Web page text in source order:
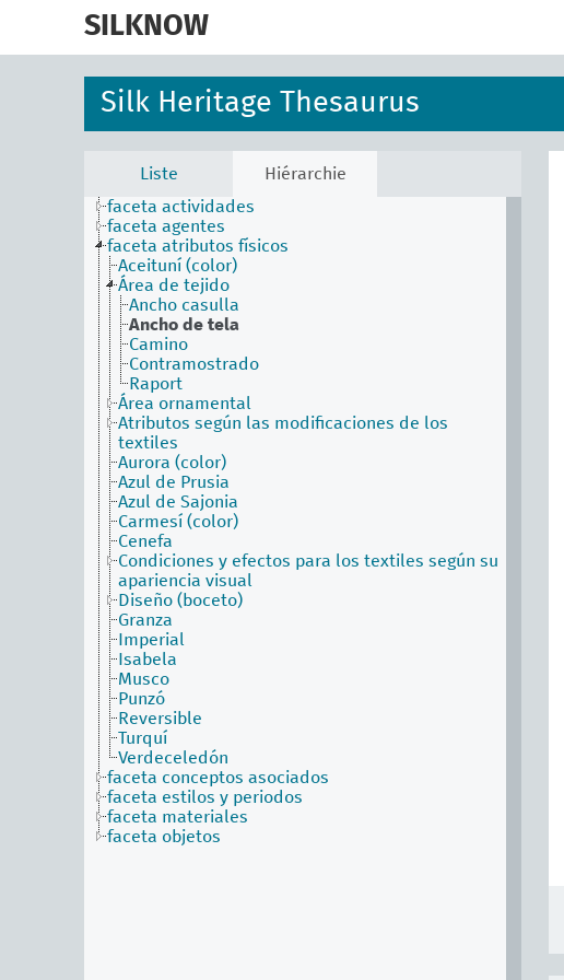
SILKNOW
Silk Heritage Thesaurus
Liste
Hiérarchie
faceta actividades
faceta agentes
faceta atributos físicos
Aceituní (color)
Área de tejido
Ancho casulla
Ancho de tela
Camino
Contramostrado
Raport
Área ornamental
Atributos según las modificaciones de los
textiles
Aurora (color)
Azul de Prusia
Azul de Sajonia
Carmesí (color)
Cenefa
Condiciones y efectos para los textiles según su
apariencia visual
Diseño (boceto)
Granza
Imperial
Isabela
Musco
Punzó
Reversible
Turquí
Verdeceledón
faceta conceptos asociados
faceta estilos y periodos
faceta materiales
faceta objetos